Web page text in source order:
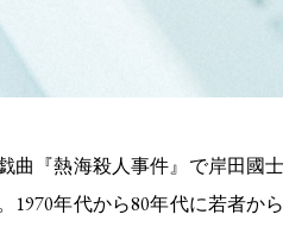
曲『熱海殺人事件』で岸田國
年代から80年代に若者か